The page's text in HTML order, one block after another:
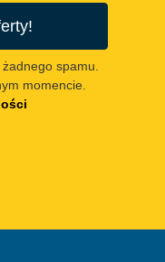
spamu.
momencie.